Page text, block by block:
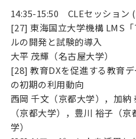
14:35-15:50 CLEセッション
[27] 東海国立大学機構 LMS
ルの開発と試験的導入
大平 茂輝（名古屋大学）
[28] 教育DXを促進する教育
の初期の利用動向
西岡 千文（京都大学），加納
（京都大学），豊川 裕子（
学）